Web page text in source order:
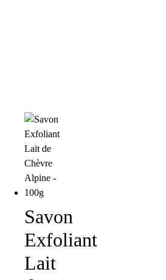
Savon
Exfoliant
Lait